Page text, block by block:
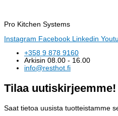
Pro Kitchen Systems
Instagram Facebook Linkedin
+358 9 878 9160
Arkisin 08.00 - 16.00
info@resthot.fi
Tilaa uutiskirjeemme!
Saat tietoa uusista tuotteistamme